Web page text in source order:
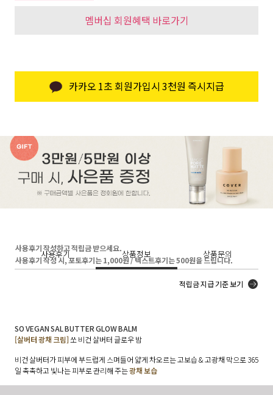
멤버십 회원혜택 바로가기
카카오 1초 회원가입시 3천원 즉시지급
사용후기 상품정보 상품문의
사용후기 작성하고 적립금 받으세요.
사용후기 작성 시, 포토후기는 1,000원 / 텍스트후기는 500원을 드립니다.
적립금 지급 기준 보기
SO VEGAN SAL BUTTER GLOW BALM
[살버터 광채 크림] 쏘 비건 살버터 글로우 밤
비건 살버터가 피부에 부드럽게 스며들어 얇게 차오르는 고보습 & 고광채 막으로 365
일 촉촉하고 빛나는 피부로 관리해 주는광채 보습